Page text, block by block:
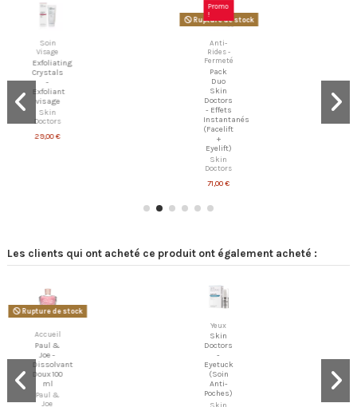
Visage
Exfoliating
Crystals
-
Exfoliant
visage
Skin
Doctors
29,00 €
Promo
!
Rupture de stock
Anti-
Rides -
Fermeté
Pack
Skin
Doctors
- Effets
Instantanés
(Facelift
Eyelift)
Skin
Doctors
71,00 €
Les clients qui ont acheté ce produit ont également acheté :
Rupture de stock
Accueil
Paul &
Dissolvant
Doux 100
Paul &
Joe
Skin
Doctors
Eyetuck
(Soin
Anti-
Poches)
Skin